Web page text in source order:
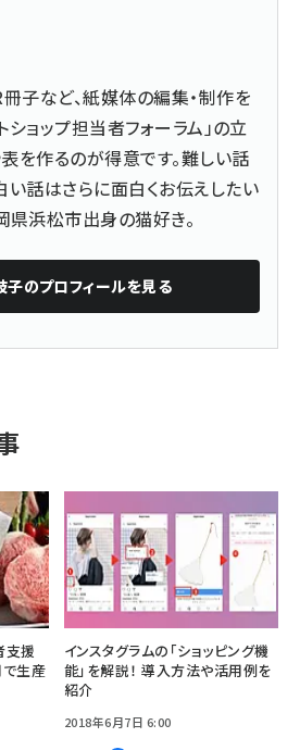
子など、紙媒体の編集・制作を
ショップ担当者フォーラム」の立
を作るのが得意です。難しい話
い話はさらに面白くお伝えしたい
県浜松市出身の猫好き。
子のプロフィールを見る
支援
で生産
インスタグラムの「ショッピング機
能」を解説！ 導入方法や活用例を
紹介
2018年6月7日 6:00